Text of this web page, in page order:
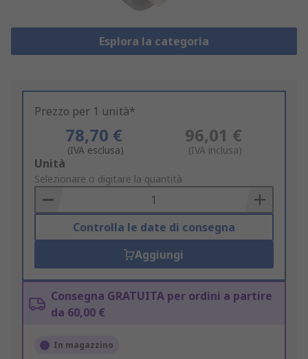
Esplora la categoria
Prezzo per 1 unità*
78,70 €
(IVA esclusa)
96,01 €
(IVA inclusa)
Add
to
Basket
Unità
Selezionare o digitare la quantità
Controlla le date di consegna
Aggiungi
Consegna GRATUITA per ordini a partire
da 60,00 €
In magazzino